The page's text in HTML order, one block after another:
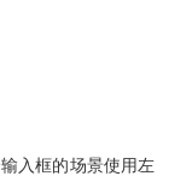
入框的场景使用左